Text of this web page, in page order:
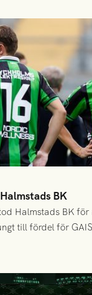
BK
Halmstads BK för
till fördel för
på tilläggstid.